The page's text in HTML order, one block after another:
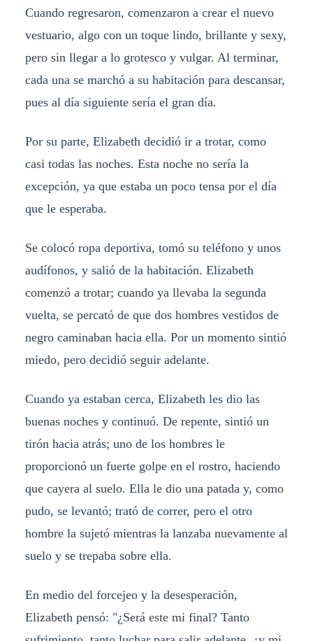
Cuando regresaron, comenzaron a crear el nuevo
vestuario, algo con un toque lindo, brillante y sexy,
pero sin llegar a lo grotesco y vulgar. Al terminar,
cada una se marchó a su habitación para descansar,
pues al día siguiente sería el gran día.
Por su parte, Elizabeth decidió ir a trotar, como
casi todas las noches. Esta noche no sería la
excepción, ya que estaba un poco tensa por el día
que le esperaba.
Se colocó ropa deportiva, tomó su teléfono y unos
audífonos, y salió de la habitación. Elizabeth
comenzó a trotar; cuando ya llevaba la segunda
vuelta, se percató de que dos hombres vestidos de
negro caminaban hacia ella. Por un momento sintió
miedo, pero decidió seguir adelante.
Cuando ya estaban cerca, Elizabeth les dio las
buenas noches y continuó. De repente, sintió un
tirón hacia atrás; uno de los hombres le
proporcionó un fuerte golpe en el rostro, haciendo
que cayera al suelo. Ella le dio una patada y, como
pudo, se levantó; trató de correr, pero el otro
hombre la sujetó mientras la lanzaba nuevamente al
suelo y se trepaba sobre ella.
En medio del forcejeo y la desesperación,
Elizabeth pensó: "¿Será este mi final? Tanto